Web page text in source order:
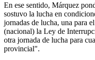
En ese sentido, Márquez
sostuvo la lucha en
jornadas de lucha, una para
(nacional) la Ley de
otra jornada de lucha para
provincial".